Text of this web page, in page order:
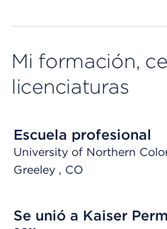
Mi formación,
licenciaturas
Escuela profesional
University of Northern
Greeley , CO
Se unió a Kaiser